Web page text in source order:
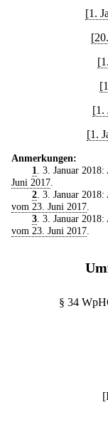
[1.
[1.
[1.
Anmerkungen:
1
. 3. Januar
Juni 2017
2. 3. Januar
vom 23. Juni 2017
3. 3. Januar
vom 23. Juni 2017
§ 34
[